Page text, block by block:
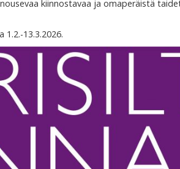
kiinnostavaa ja omaperäistä
13.3.2026.